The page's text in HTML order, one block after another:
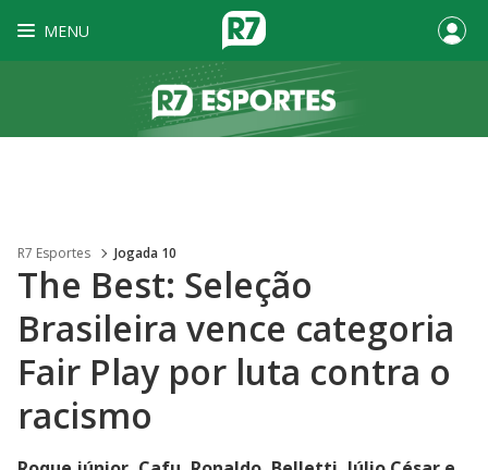
MENU
R7 Esportes Jogada 10
The Best: Seleção
Brasileira vence categoria
Fair Play por luta contra o
racismo